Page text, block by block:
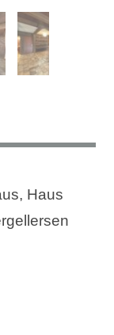
Haus